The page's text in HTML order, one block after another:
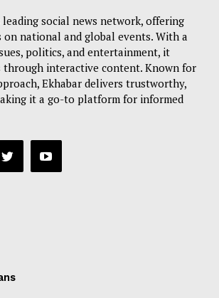
leading social news network, offering
national and global events. With a
politics, and entertainment, it
through interactive content. Known for
Ekhabar delivers trustworthy,
it a go-to platform for informed